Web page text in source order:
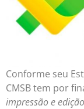
Conforme seu
CMSB tem por
impressão e